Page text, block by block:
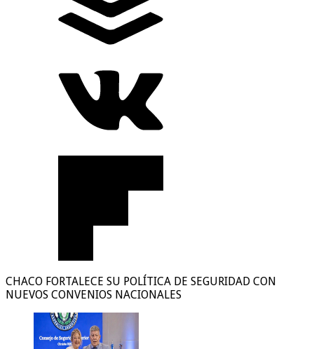
CHACO FORTALECE SU POLÍTICA DE SEGURIDAD CON
NUEVOS CONVENIOS NACIONALES